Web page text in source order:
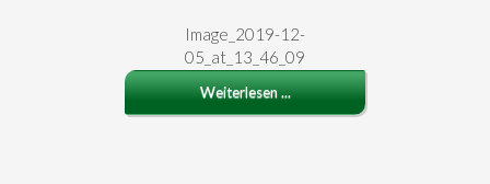
Image_2019-12-
05_at_13_46_09
Weiterlesen ...